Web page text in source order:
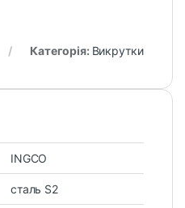
Категорія: Викрутки
INGCO
сталь S2